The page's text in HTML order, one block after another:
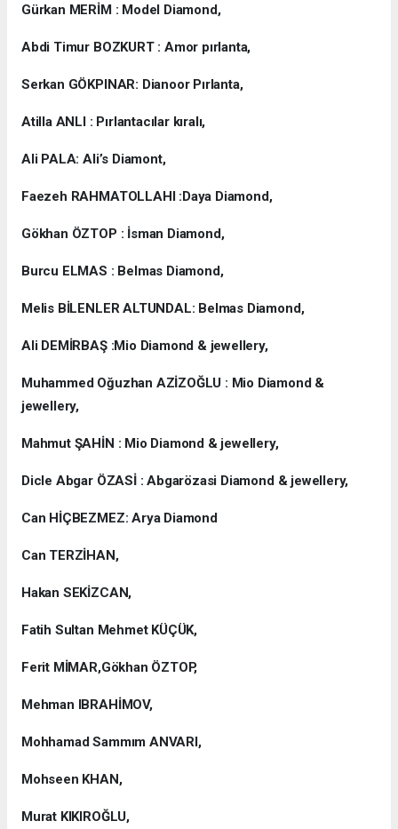
Gürkan MERİM : Model Diamond,
Abdi Timur BOZKURT : Amor pırlanta,
Serkan GÖKPINAR: Dianoor Pırlanta,
Atilla ANLI : Pırlantacılar kıralı,
Ali PALA: Ali’s Diamont,
Faezeh RAHMATOLLAHI :Daya Diamond,
Gökhan ÖZTOP : İsman Diamond,
Burcu ELMAS : Belmas Diamond,
Melis BİLENLER ALTUNDAL: Belmas Diamond,
Ali DEMİRBAŞ :Mio Diamond & jewellery,
Muhammed Oğuzhan AZİZOĞLU : Mio Diamond &
jewellery,
Mahmut ŞAHİN : Mio Diamond & jewellery,
Dicle Abgar ÖZASİ : Abgarözasi Diamond & jewellery,
Can HİÇBEZMEZ: Arya Diamond
Can TERZİHAN,
Hakan SEKİZCAN,
Fatih Sultan Mehmet KÜÇÜK,
Ferit MİMAR,Gökhan ÖZTOP,
Mehman IBRAHİMOV,
Mohhamad Sammım ANVARI,
Mohseen KHAN,
Murat KIKIROĞLU,